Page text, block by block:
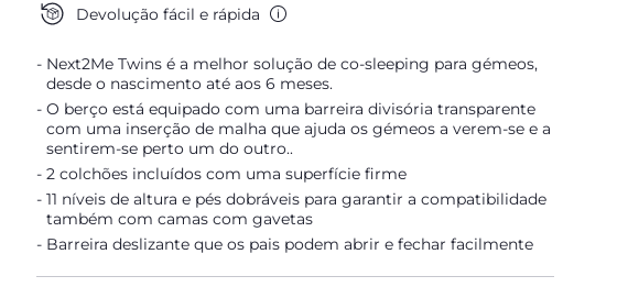
Devolução fácil e rápida
Next2Me Twins é a melhor solução de co-sleeping para gémeos,
desde o nascimento até aos 6 meses.
O berço está equipado com uma barreira divisória transparente
com uma inserção de malha que ajuda os gémeos a verem-se e a
sentirem-se perto um do outro..
2 colchões incluídos com uma superfície firme
11 níveis de altura e pés dobráveis para garantir a compatibilidade
também com camas com gavetas
Barreira deslizante que os pais podem abrir e fechar facilmente